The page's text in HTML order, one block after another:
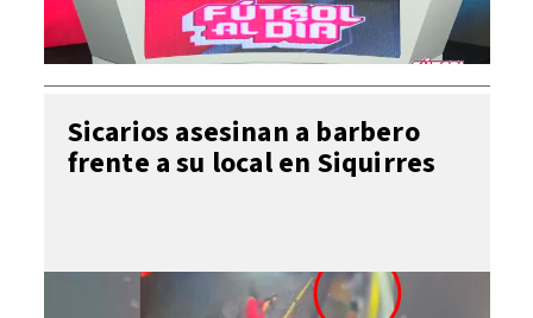
Sicarios asesinan a barbero
frente a su local en Siquirres